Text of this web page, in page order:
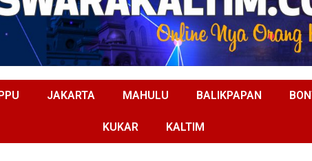
JAKARTA MAHULU BALIKPAPAN
KUKAR KALTIM